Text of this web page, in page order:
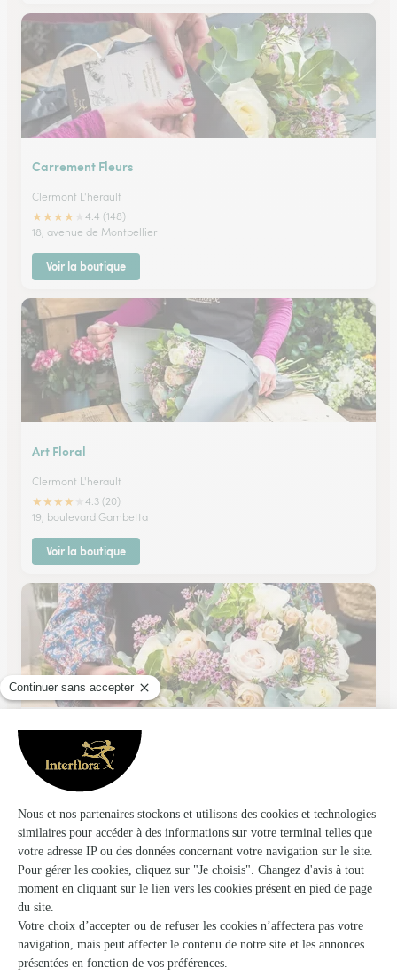
Carrement Fleurs
Clermont L'herault
★★★★
4.4 (148)
18, avenue de Montpellier
Voir la boutique
Art Floral
Clermont L'herault
★★★★
4.3 (20)
19, boulevard Gambetta
Voir la boutique
Les Serres D Oc
Montpellier
★★★
4.4 (354)
Voir la boutique